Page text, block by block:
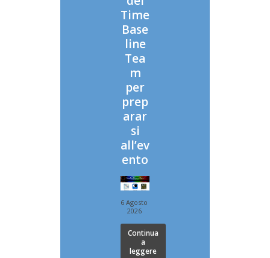
Time
Base
line
Tea
m
per
prep
arar
si
all’ev
ento
6 Agosto
2026
Continua
a
leggere